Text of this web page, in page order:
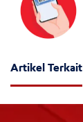
Artikel Terkait